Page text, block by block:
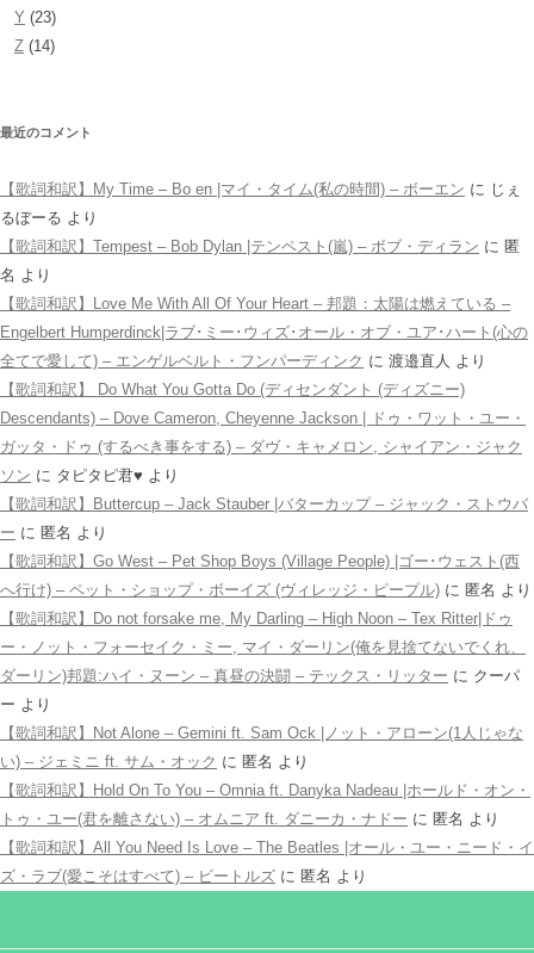
Y (23)
Z (14)
最近のコメント
【歌詞和訳】My Time – Bo en |マイ・タイム(私の時間) – ボーエン に じぇ
るぼーる より
【歌詞和訳】Tempest – Bob Dylan |テンペスト(嵐) – ボブ・ディラン に 匿
名 より
【歌詞和訳】Love Me With All Of Your Heart – 邦題：太陽は燃えている –
Engelbert Humperdinck|ラブ･ミー･ウィズ･オール・オブ・ユア･ハート(心の
全てで愛して) – エンゲルベルト・フンパーディンク に 渡邉直人 より
【歌詞和訳】 Do What You Gotta Do (ディセンダント (ディズニー)
Descendants) – Dove Cameron, Cheyenne Jackson | ドゥ・ワット・ユー・
ガッタ・ドゥ (するべき事をする) – ダヴ・キャメロン, シャイアン・ジャク
ソン に タピタピ君♥️ より
【歌詞和訳】Buttercup – Jack Stauber |バターカップ – ジャック・ストウバ
ー に 匿名 より
【歌詞和訳】Go West – Pet Shop Boys (Village People) |ゴー･ウェスト(西
へ行け) – ペット・ショップ・ボーイズ (ヴィレッジ・ピープル) に 匿名 より
【歌詞和訳】Do not forsake me, My Darling – High Noon – Tex Ritter|ドゥ
ー・ノット・フォーセイク・ミー, マイ・ダーリン(俺を見捨てないでくれ、
ダーリン)邦題:ハイ・ヌーン – 真昼の決闘 – テックス・リッター に クーパ
ー より
【歌詞和訳】Not Alone – Gemini ft. Sam Ock |ノット・アローン(1人じゃな
い) – ジェミニ ft. サム・オック に 匿名 より
【歌詞和訳】Hold On To You – Omnia ft. Danyka Nadeau |ホールド・オン・
トゥ・ユー(君を離さない) – オムニア ft. ダニーカ・ナドー に 匿名 より
【歌詞和訳】All You Need Is Love – The Beatles |オール・ユー・ニード・イ
ズ・ラブ(愛こそはすべて) – ビートルズ に 匿名 より